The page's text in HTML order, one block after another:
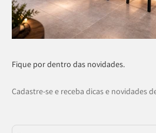
Fique por dentro das novidades.
Cadastre-se e receba dicas e novidades